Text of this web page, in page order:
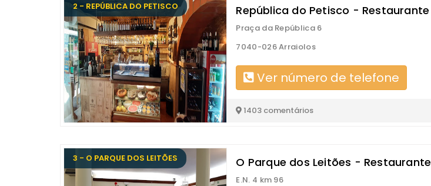
2 - REPÚBLICA DO PETISCO República do Petisco - Restaurante
Praça da República 6
7040-026 Arraiolos
Ver número de telefone
1403 comentários
3 - O PARQUE DOS LEITÕES O Parque dos Leitões - Restaurante
E.N. 4 km 96